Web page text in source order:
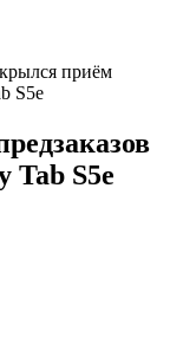
приём
S5e
Tab S5e